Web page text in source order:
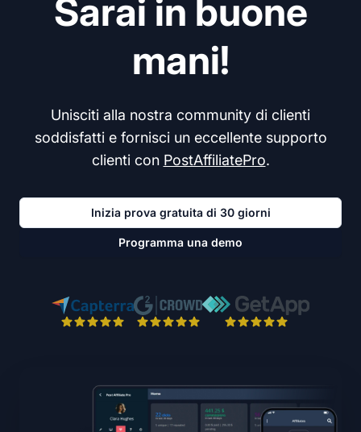
Sarai in buone
mani!
Unisciti alla nostra community di clienti
soddisfatti e fornisci un eccellente supporto
clienti con PostAffiliatePro.
Inizia prova gratuita di 30 giorni
Programma una demo